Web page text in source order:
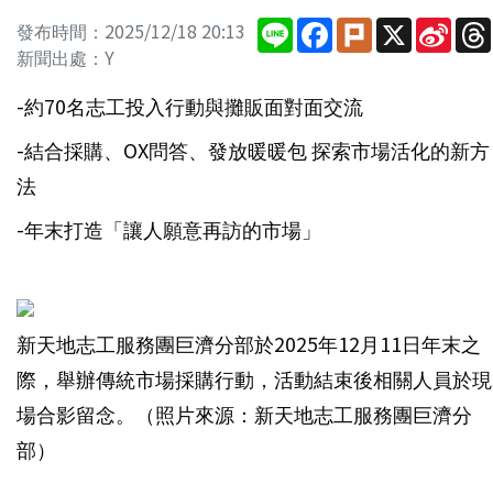
發布時間：2025/12/18 20:13
新聞出處：Y
Line Facebook
PlurkX Sina
-約70名志工投入行動與攤販面對面交流
-結合採購、OX問答、發放暖暖包 探索市場活化的新方
法
-年末打造「讓人願意再訪的市場」
新天地志工服務團巨濟分部於2025年12月11日年末之
際，舉辦傳統市場採購行動，活動結束後相關人員於現
場合影留念。（照片來源：新天地志工服務團巨濟分
部）